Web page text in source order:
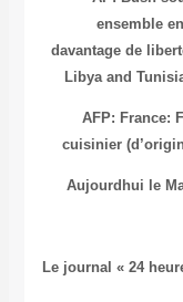
ensemble
davantage de
Libya and
AFP: France:
cuisinier
Aujourdhui le
Le journal « 24